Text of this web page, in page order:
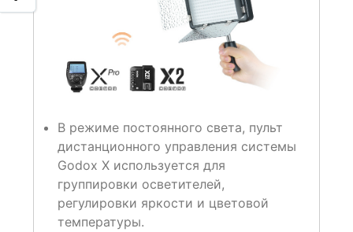
В режиме постоянного света, пульт
дистанционного управления системы
Godox X используется для
группировки осветителей,
регулировки яркости и цветовой
температуры.